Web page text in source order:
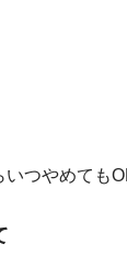
つやめても